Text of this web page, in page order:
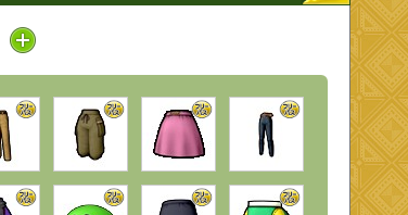
アイコン / ラインナップを開く、閉じる